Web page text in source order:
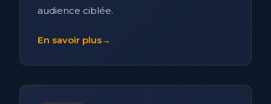
audience ciblée.
En savoir plus→